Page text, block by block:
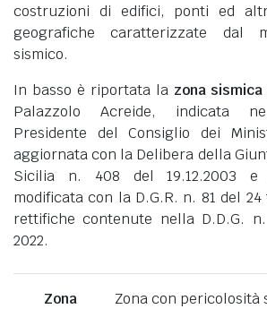
costruzioni di edifici, ponti ed
geografiche caratterizzate dal
sismico.
In basso è riportata la zona sismica
Palazzolo Acreide, indicata
Presidente del Consiglio dei
aggiornata con la Delibera della
Sicilia n. 408 del 19.12.2003 e
modificata con la D.G.R. n. 81 del
rettifiche contenute nella D.D.G.
2022.
Zona
Zona con pericolosità